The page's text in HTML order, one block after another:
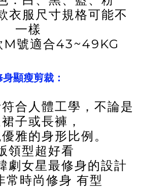
衣服尺寸規格可能不
一樣
M號適合43~49KG
身顯瘦剪裁：
合人體工學，不論是
子或長褲，
雅的身形比例。
領型超好看
劇女星最修身的設計
常時尚修身 有型